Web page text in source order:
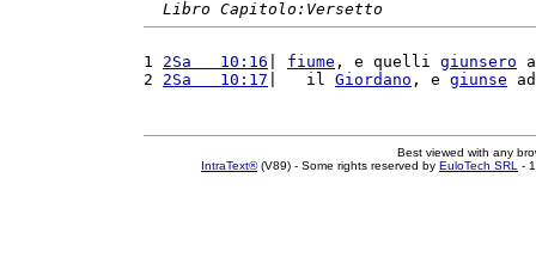
Libro Capitolo:Versetto
1 2Sa   10:16 fiume , e quelli giunsero
2 2Sa   10:17 |   il Giordano , e giunse
Best viewed with any
IntraText®(V89) - Some rights reserved by EuloTech SRL -